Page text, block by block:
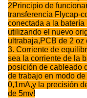
2Principio de
transferencia Flycap-
conectada a la
utilizando el nuevo
ultrabaja,PCB de 2 oz
3. Corriente de
sea la corriente de la
posición de cableado
de trabajo en modo
0,1mA,y la precisión
de 5mv!